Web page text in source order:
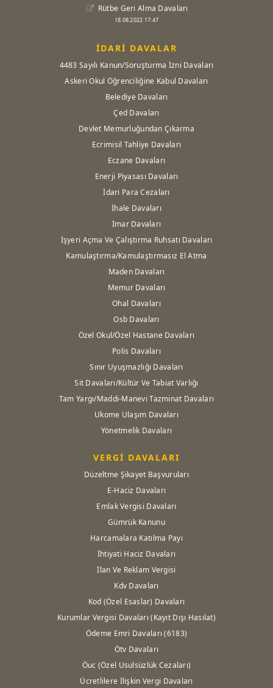
Rütbe Geri Alma Davaları
18.08.2022 17:47
İDARİ DAVALAR
4483 Sayılı Kanun/Soruşturma İzni Davaları
Askeri Okul Öğrenciliğine Kabul Davaları
Belediye Davaları
Çed Davaları
Devlet Memurluğundan Çıkarma
Ecrimisil Tahliye Davaları
Eczane Davaları
Enerji Piyasası Davaları
İdari Para Cezaları
İhale Davaları
İmar Davaları
İşyeri Açma Ve Çalıştırma Ruhsatı Davaları
Kamulaştırma/Kamulaştırmasız El Atma
Maden Davaları
Memur Davaları
Ohal Davaları
Osb Davaları
Özel Okul/Özel Hastane Davaları
Polis Davaları
Sınır Uyuşmazlığı Davaları
Sit Davaları/Kültür Ve Tabiat Varlığı
Tam Yargı/Maddi-Manevi Tazminat Davaları
Ukome Ulaşım Davaları
Yönetmelik Davaları
VERGİ DAVALARI
Düzeltme Şikayet Başvuruları
E-Haciz Davaları
Emlak Vergisi Davaları
Gümrük Kanunu
Harcamalara Katılma Payı
İhtiyati Haciz Davaları
İlan Ve Reklam Vergisi
Kdv Davaları
Kod (Özel Esaslar) Davaları
Kurumlar Vergisi Davaları (Kayıt Dışı Hasılat)
Ödeme Emri Davaları (6183)
Ötv Davaları
Öuc (Özel Usulsüzlük Cezaları)
Ücretlilere İlişkin Vergi Davaları